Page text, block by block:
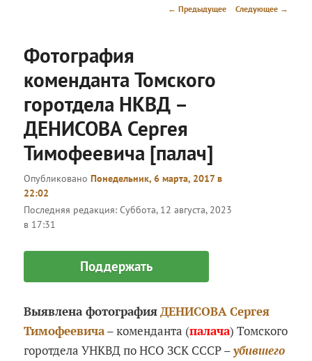
Навигация
← Предыдущее Следующее →
Фотография
коменданта Томского
горотдела НКВД –
ДЕНИСОВА Сергея
Тимофеевича [палач]
ОпубликованоПонедельник, 6 марта, 2017 в
22:02
Последняя редакция: Суббота, 12 августа, 2023
в 17:31
Поддержать
Выявлена фотографияДЕНИСОВА Сергея
Тимофеевича– коменданта (палача) Томского
горотдела УНКВД по НСО ЗСК СССР –убившего